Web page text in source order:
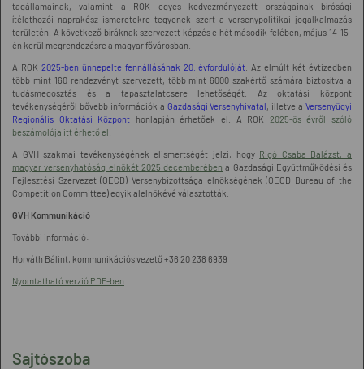
Sajtószoba
tagállamainak, valamint a ROK egyes kedvezményezett országainak bírósági
ítélethozói naprakész ismeretekre tegyenek szert a versenypolitikai jogalkalmazás
területén. A következő bíráknak szervezett képzés e hét második felében, május 14-15-
én kerül megrendezésre a magyar fővárosban.
A ROK 2025-ben ünnepelte fennállásának 20. évfordulóját . Az elmúlt két évtizedben
több mint 160 rendezvényt szervezett, több mint 6000 szakértő számára biztosítva a
tudásmegosztás és a tapasztalatcsere lehetőségét. Az oktatási központ
tevékenységéről bővebb információk a Gazdasági Versenyhivatal, illetve a Versenyügyi
Regionális Oktatási Központ honlapján érhetőek el. A ROK 2025-ös évről szóló
beszámolója itt érhető el
A GVH szakmai tevékenységének elismertségét jelzi, hogy Rigó Csaba Balázst, a
magyar versenyhatóság elnökét 2025 decemberében a Gazdasági Együttműködési és
Fejlesztési Szervezet (OECD) Versenybizottsága elnökségének (OECD Bureau of the
Competition Committee) egyik alelnökévé választották.
GVH Kommunikáció
További információ:
Horváth Bálint, kommunikációs vezető +36 20 238 6939
Nyomtatható verzió PDF-ben